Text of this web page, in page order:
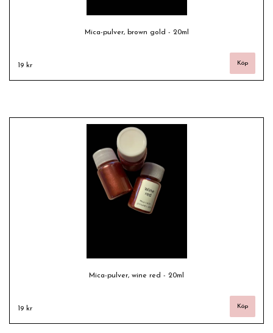
Mica-pulver, brown gold - 20ml
19 kr
Mica-pulver, wine red - 20ml
19 kr